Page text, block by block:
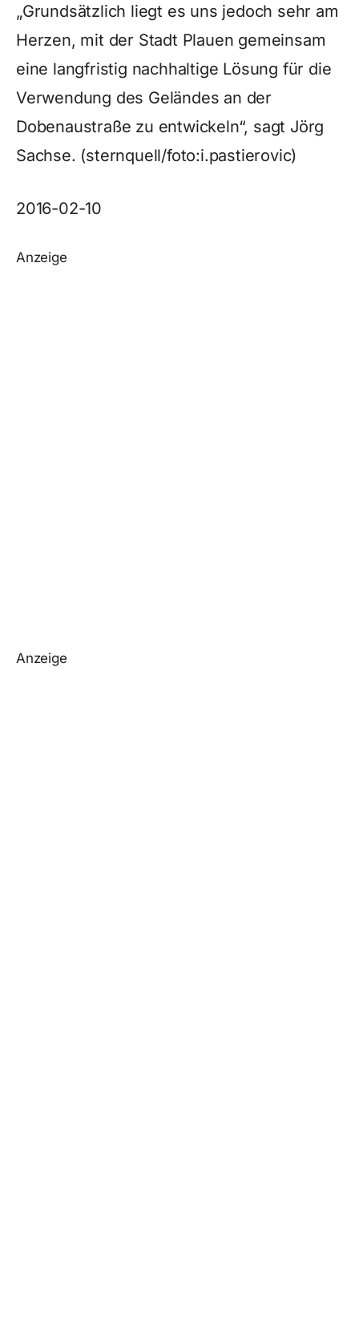
„Grundsätzlich liegt es uns jedoch sehr am
Herzen, mit der Stadt Plauen gemeinsam
eine langfristig nachhaltige Lösung für die
Verwendung des Geländes an der
Dobenaustraße zu entwickeln“, sagt Jörg
Sachse. (sternquell/foto:i.pastierovic)
2016-02-10
Anzeige
Anzeige